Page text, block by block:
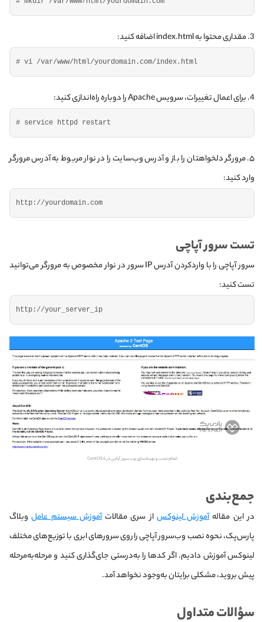
3. مقداری محتوا به index.html اضافه کنید:
# vi /var/www/html/yourdomain.com/index.html
4. برای اعمال تغییرات‌، سرویس Apache را دوباره راه‌اندازی کنید:
# service httpd restart
۵. مرورگر دلخواهتان را باز و آدرس وب‌سایت را در نوار مربوط به آدرس مرورگر
وارد کنید:
http: //yourdomain.com
تست سرور آپاچی
سرور آپاچی را با واردکردن آدرس IP سرور در نوار مخصوص به مرورگر می‌توانید
تست کنید:
http: //your_server_ip
اتمام نصب و بهینه‌سازی وب سرور آپاچی در CentOS 6
جمع‌بندی
در این مقالهآموزش لینوکس از سری مقالاتآموزش سیستم عاملوبلاگ
پارس‌پک، نحوه نصب وب‌سرور آپاچی را روی سرورهای ابری با توزیع‌های مختلف
لینوکس آموزش دادیم. اگر کدها را به‌درستی جای‌گذاری کنید و مرحله‌به‌مرحله
پیش بروید، مشکلی برایتان به‌وجود نخواهد آمد.
سؤالات متداول